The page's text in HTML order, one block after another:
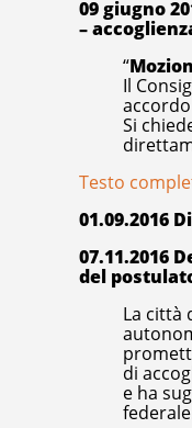
09 giugno
–
“
Il
Si
Testo
01.09.2016
07.11.2016
del
La città
di
e ha